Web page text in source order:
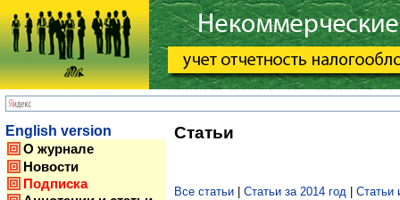
English version
О журнале
Новости
Подписка
Статьи
Все статьи Статьи за 2014 год Статьи